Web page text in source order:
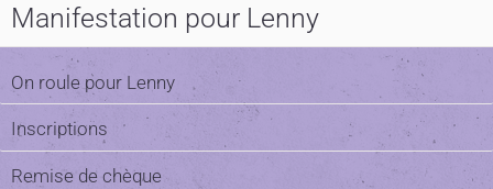
Manifestation pour Lenny
On roule pour Lenny
Inscriptions
Remise de chèque